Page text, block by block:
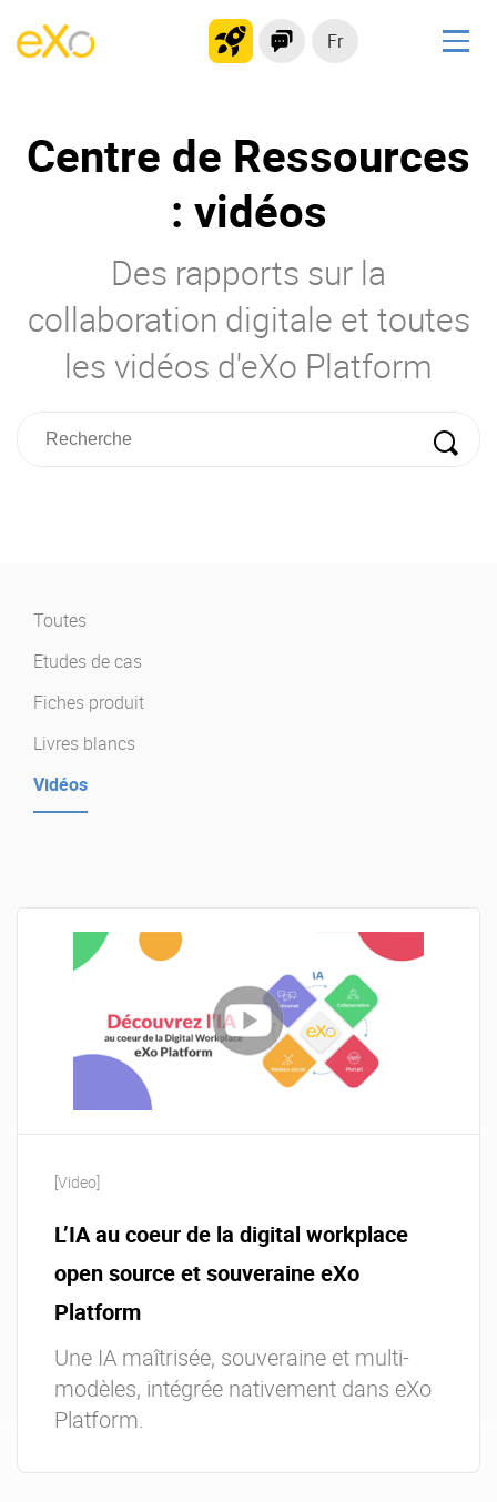
Fr
Plateforme collaborative
Réseau social
Hub de connaissances
Produit
La Plateforme
Mobile
No code
Centre de Ressources
: vidéos
Des rapports sur la
collaboration digitale et toutes
les vidéos d'eXo Platform
Toutes
Etudes de cas
Fiches produit
Livres blancs
Vidéos
[Video]
L’IA au coeur de la digital workplace
open source et souveraine eXo
Platform
Une IA maîtrisée, souveraine et multi-
modèles, intégrée nativement dans eXo
Platform.